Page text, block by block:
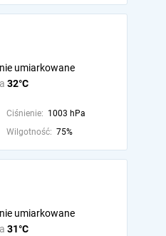
32°C
umiarkowane
Ciśnienie: 1003 hPa
Wilgotność: 75%
31°C
umiarkowane